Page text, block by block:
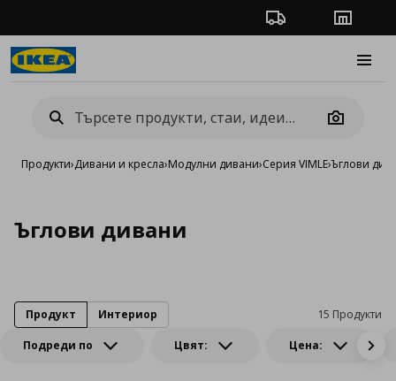
Проследяване на
Camera
Продукти›Дивани и кресла›Модулни дивани›Серия VIMLE›Ъглови
Ъглови дивани
Подреди по Цвят: Цена:
15 Продукти
Продукт Интериор